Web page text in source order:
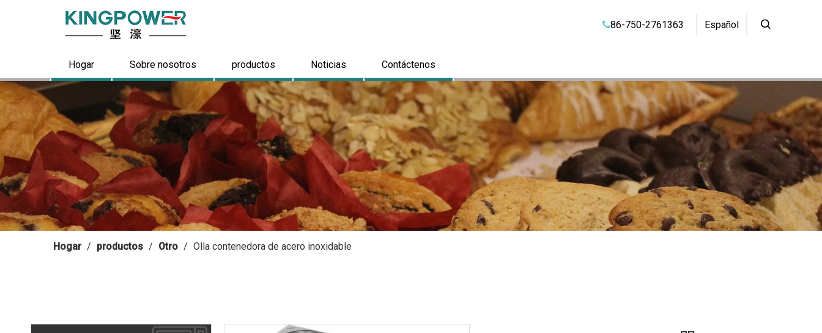
86-750-2761363 Español
Hogar Sobre nosotros productos Noticias Contáctenos
Hogar / productos / Otro / Olla contenedora de acero inoxidable